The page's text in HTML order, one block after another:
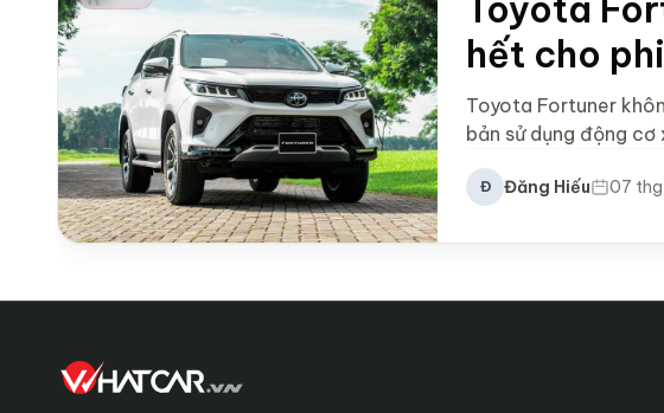
Toyota
hết cho
Toyota Fortuner
bản sử dụng động
Đ Đăng Hiếu 07